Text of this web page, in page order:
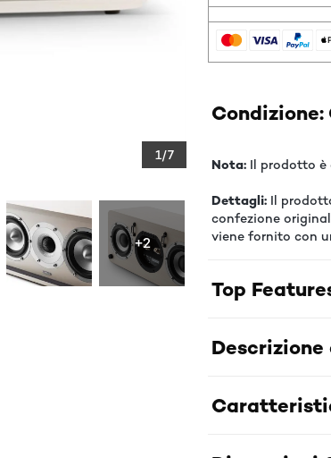
1/7
+2
Condizione:
Nota: Il prodotto è
Dettagli: Il
confezione
viene fornito con
Top